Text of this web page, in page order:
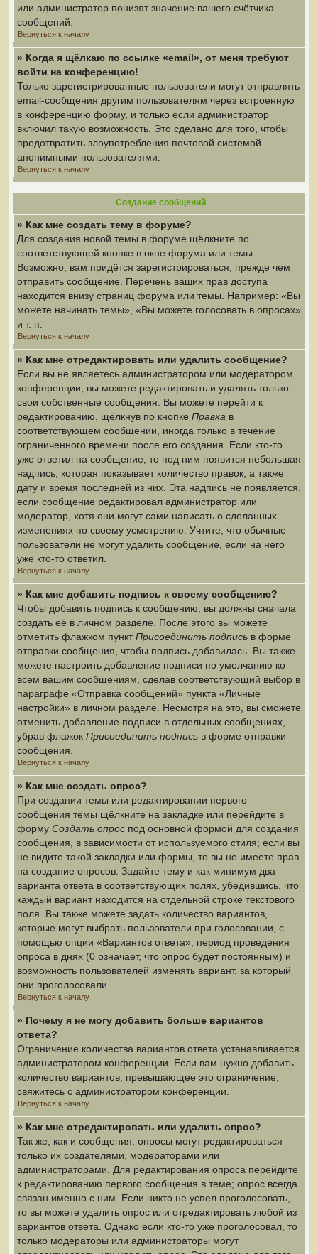
или администратор понизят значение вашего счётчика
сообщений.
Вернуться к началу
» Когда я щёлкаю по ссылке «email», от меня требуют
войти на конференцию!
Только зарегистрированные пользователи могут отправлять
email-сообщения другим пользователям через встроенную
в конференцию форму, и только если администратор
включил такую возможность. Это сделано для того, чтобы
предотвратить злоупотребления почтовой системой
анонимными пользователями.
Вернуться к началу
Создание сообщений
» Как мне создать тему в форуме?
Для создания новой темы в форуме щёлкните по
соответствующей кнопке в окне форума или темы.
Возможно, вам придётся зарегистрироваться, прежде чем
отправить сообщение. Перечень ваших прав доступа
находится внизу страниц форума или темы. Например: «Вы
можете начинать темы», «Вы можете голосовать в опросах»
и т. п.
Вернуться к началу
» Как мне отредактировать или удалить сообщение?
Если вы не являетесь администратором или модератором
конференции, вы можете редактировать и удалять только
свои собственные сообщения. Вы можете перейти к
редактированию, щёлкнув по кнопке Правка в
соответствующем сообщении, иногда только в течение
ограниченного времени после его создания. Если кто-то
уже ответил на сообщение, то под ним появится небольшая
надпись, которая показывает количество правок, а также
дату и время последней из них. Эта надпись не появляется,
если сообщение редактировал администратор или
модератор, хотя они могут сами написать о сделанных
изменениях по своему усмотрению. Учтите, что обычные
пользователи не могут удалить сообщение, если на него
уже кто-то ответил.
Вернуться к началу
» Как мне добавить подпись к своему сообщению?
Чтобы добавить подпись к сообщению, вы должны сначала
создать её в личном разделе. После этого вы можете
отметить флажком пунктПрисоединить подпись в форме
отправки сообщения, чтобы подпись добавилась. Вы также
можете настроить добавление подписи по умолчанию ко
всем вашим сообщениям, сделав соответствующий выбор в
параграфе «Отправка сообщений» пункта «Личные
настройки» в личном разделе. Несмотря на это, вы сможете
отменить добавление подписи в отдельных сообщениях,
убрав флажок Присоединить подпись в форме отправки
сообщения.
Вернуться к началу
» Как мне создать опрос?
При создании темы или редактировании первого
сообщения темы щёлкните на закладке или перейдите в
форму Создать опрос под основной формой для создания
сообщения, в зависимости от используемого стиля; если вы
не видите такой закладки или формы, то вы не имеете прав
на создание опросов. Задайте тему и как минимум два
варианта ответа в соответствующих полях, убедившись, что
каждый вариант находится на отдельной строке текстового
поля. Вы также можете задать количество вариантов,
которые могут выбрать пользователи при голосовании, с
помощью опции «Вариантов ответа», период проведения
опроса в днях (0 означает, что опрос будет постоянным) и
возможность пользователей изменять вариант, за который
они проголосовали.
Вернуться к началу
» Почему я не могу добавить больше вариантов
ответа?
Ограничение количества вариантов ответа устанавливается
администратором конференции. Если вам нужно добавить
количество вариантов, превышающее это ограничение,
свяжитесь с администратором конференции.
Вернуться к началу
» Как мне отредактировать или удалить опрос?
Так же, как и сообщения, опросы могут редактироваться
только их создателями, модераторами или
администраторами. Для редактирования опроса перейдите
к редактированию первого сообщения в теме; опрос всегда
связан именно с ним. Если никто не успел проголосовать,
то вы можете удалить опрос или отредактировать любой из
вариантов ответа. Однако если кто-то уже проголосовал, то
только модераторы или администраторы могут